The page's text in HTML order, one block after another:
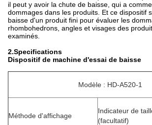
il peut y avoir la chute de baisse, qui a
dommages dans les produits. Et ce dispositif
baisse d'un produit fini pour évaluer les
rhombohedrons, angles et visages des
examinés.
2.Specifications
Dispositif de machine d'essai de baisse
Modèle : HD-A520-1
Méthode d'affichage
Indicateur de
(facultatif)